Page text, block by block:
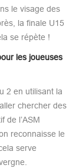
le visage des
la finale U15
se répète !
les joueuses
2 en utilisant la
chercher des
de l’ASM
reconnaisse le
serve